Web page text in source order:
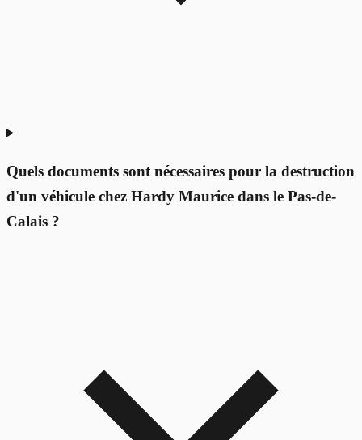
Quels documents sont nécessaires pour la destruction
d'un véhicule chez Hardy Maurice dans le Pas-de-
Calais ?